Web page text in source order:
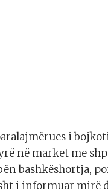
i
në market me
bashkëshortja,
i informuar mirë